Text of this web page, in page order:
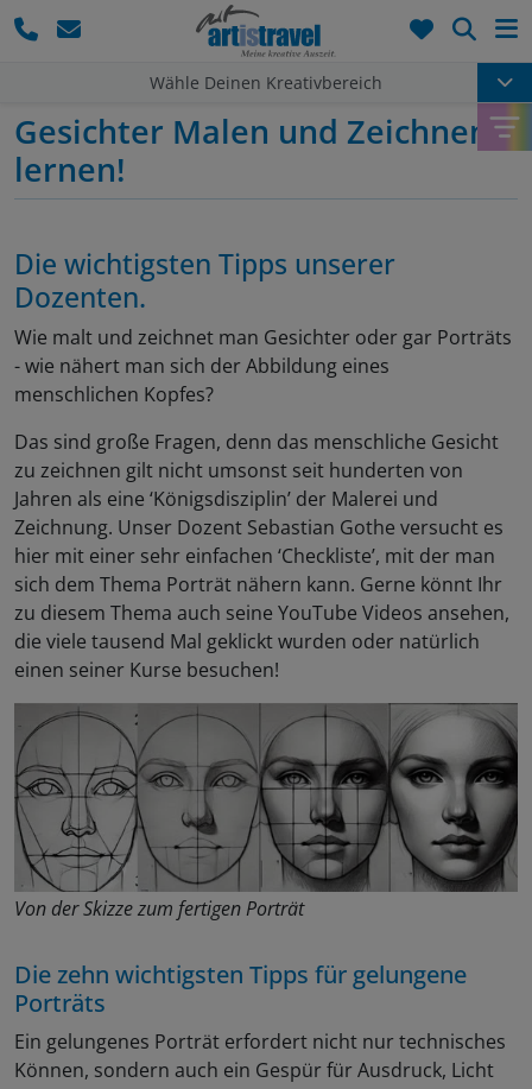
Wähle Deinen Kreativbereich
Gesichter Malen und Zeichnen
lernen!
Die wichtigsten Tipps unserer
Dozenten.
Wie malt und zeichnet man Gesichter oder gar Porträts
- wie nähert man sich der Abbildung eines
menschlichen Kopfes?
Das sind große Fragen, denn das menschliche Gesicht
zu zeichnen gilt nicht umsonst seit hunderten von
Jahren als eine ‘Königsdisziplin’ der Malerei und
Zeichnung. Unser Dozent Sebastian Gothe versucht es
hier mit einer sehr einfachen ‘Checkliste’, mit der man
sich dem Thema Porträt nähern kann. Gerne könnt Ihr
zu diesem Thema auch seine YouTube Videos ansehen,
die viele tausend Mal geklickt wurden oder natürlich
einen seiner Kurse besuchen!
Von der Skizze zum fertigen Porträt
Die zehn wichtigsten Tipps für gelungene
Porträts
Ein gelungenes Porträt erfordert nicht nur technisches
Können, sondern auch ein Gespür für Ausdruck, Licht